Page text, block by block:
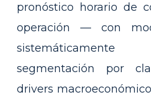
pronóstico horario de
operación — con
segmentación por
drivers